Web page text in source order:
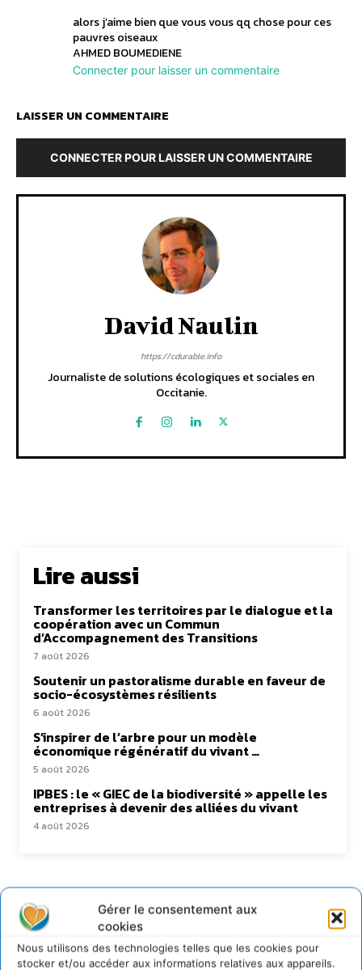
Gérer le consentement aux
cookies
Nous utilisons des technologies telles que les cookies pour
stocker et/ou accéder aux informations relatives aux appareils.
alors j’aime bien que vous vous qq chose pour ces
pauvres oiseaux
AHMED BOUMEDIENE
Connecter pour laisser un commentaire
LAISSER UN COMMENTAIRE
CONNECTER POUR LAISSER UN COMMENTAIRE
David Naulin
https://cdurable.info
Journaliste de solutions écologiques et sociales en
Occitanie.
Lire aussi
Transformer les territoires par le dialogue et la
coopération avec un Commun
d’Accompagnement des Transitions
7 août 2026
Soutenir un pastoralisme durable en faveur de
socio-écosystèmes résilients
6 août 2026
S’inspirer de l’arbre pour un modèle
économique régénératif du vivant …
5 août 2026
IPBES : le « GIEC de la biodiversité » appelle les
entreprises à devenir des alliées du vivant
4 août 2026
Newsletter